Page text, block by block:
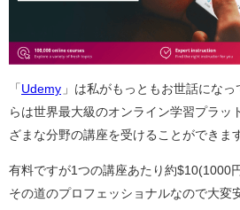
「 Udemy 」は私がもっともお世話にな
らは世界最大級のオンライン学習プラッ
ざまな分野の講座を受けることができま
有料ですが1つの講座あたり約$10(1000
その道のプロフェッショナルなので大変